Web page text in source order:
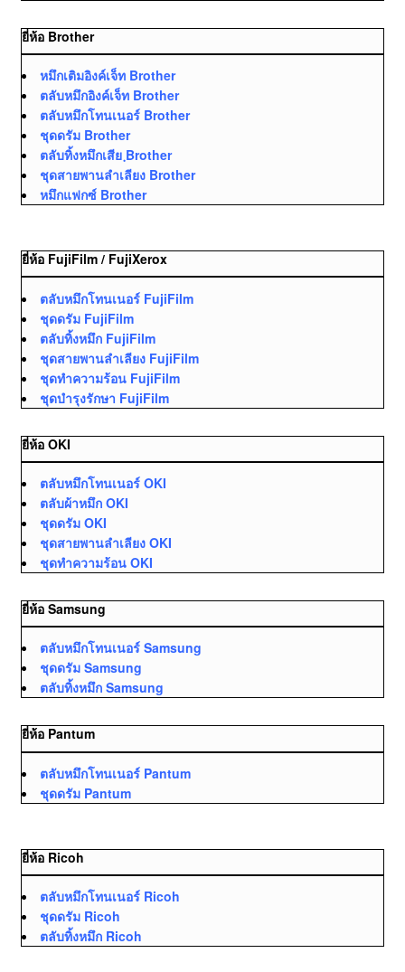
ยี่ห้อ Brother
หมึกเติมอิงค์เจ็ท Brother
ตลับหมึกอิงค์เจ็ท Brother
ตลับหมึกโทนเนอร์ Brother
ชุดดรัม Brother
ตลับทิ้งหมึกเสีย ฺBrother
ชุดสายพานลำเลียง Brother
หมึกแฟกซ์ Brother
ยี่ห้อ FujiFilm / FujiXerox
ตลับหมึกโทนเนอร์ FujiFilm
ชุดดรัม FujiFilm
ตลับทิ้งหมึก FujiFilm
ชุดสายพานลำเลียง FujiFilm
ชุดทำความร้อน FujiFilm
ชุดบำรุงรักษา FujiFilm
ยี่ห้อ OKI
ตลับหมึกโทนเนอร์ OKI
ตลับผ้าหมึก OKI
ชุดดรัม OKI
ชุดสายพานลำเลียง OKI
ชุดทำความร้อน OKI
ยี่ห้อ Samsung
ตลับหมึกโทนเนอร์ Samsung
ชุดดรัม Samsung
ตลับทิ้งหมึก Samsung
ยี่ห้อ Pantum
ตลับหมึกโทนเนอร์ Pantum
ชุดดรัม Pantum
ยี่ห้อ Ricoh
ตลับหมึกโทนเนอร์ Ricoh
ชุดดรัม Ricoh
ตลับทิ้งหมึก Ricoh